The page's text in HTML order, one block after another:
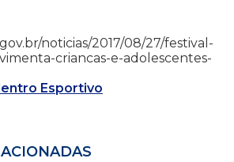
noticias/2017/08/27/festival-
criancas-e-adolescentes-
Esportivo